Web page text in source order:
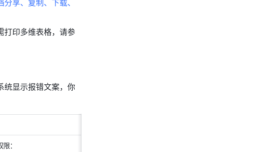
分享、复制、下载、
打印多维表格，请参
统显示报错文案，你
：